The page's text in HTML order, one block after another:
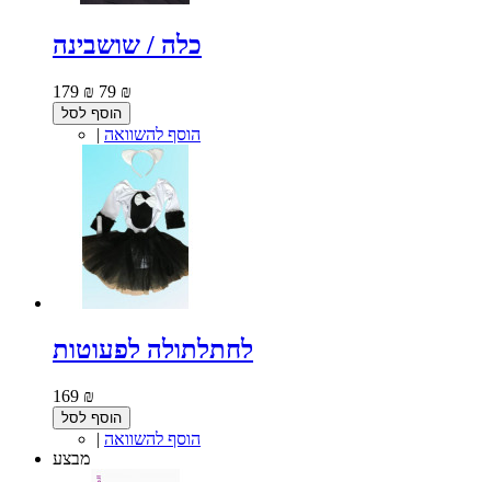
כלה / שושבינה
179 ₪ 79 ₪
הוסף לסל
| הוסף להשוואה
לחתלתולה לפעוטות
169 ₪
הוסף לסל
| הוסף להשוואה
מבצע